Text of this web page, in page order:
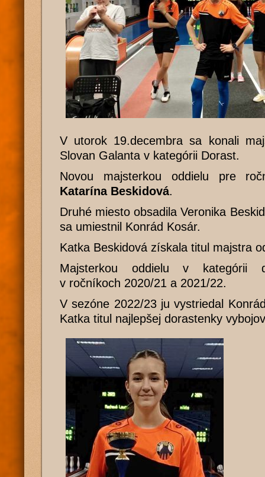
V utorok 19.decembra sa konali
Slovan Galanta v kategórii Dorast.
Novou majsterkou oddielu pre
Katarína Beskidová.
Druhé miesto obsadila Veronika
sa umiestnil Konrád Kosár.
Katka Beskidová získala titul majstra
Majsterkou oddielu v kategórii
v ročníkoch 2020/21 a 2021/22.
V sezóne 2022/23 ju vystriedal
Katka titul najlepšej dorastenky